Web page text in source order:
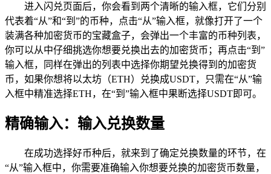
进入闪兑页面后，你会看到两个清晰的输入框，它们分别
代表着“从”和“到”的币种，点击“从”输入框，就像打开了一个
装满各种加密货币的宝藏盒子，会弹出一个丰富的币种列表，
你可以从中仔细挑选你想要兑换出去的加密货币；再点击“到”
输入框，同样在弹出的列表中选择你期望兑换得到的加密货
币，如果你想将以太坊（ETH）兑换成USDT，只需在“从”输
入框中精准选择ETH，在“到”输入框中果断选择USDT即可。
精确输入：输入兑换数量
在成功选择好币种后，就来到了确定兑换数量的环节，在
“从”输入框中，你需要准确输入你想要兑换的加密货币数量，